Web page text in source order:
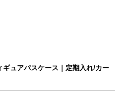
ュアパスケース｜定期入れ/カー